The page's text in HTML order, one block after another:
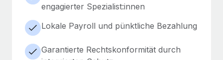
engagierter Spezialist:innen
Lokale Payroll und pünktliche Bezahlung
Garantierte Rechtskonformität durch